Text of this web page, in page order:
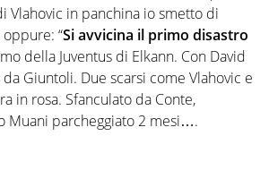
Vlahovic in panchina io smetto di
“Si avvicina il primo disastro
della Juventus di Elkann. Con David
Giuntoli. Due scarsi come Vlahovic e
in rosa. Sfanculato da Conte,
Muani parcheggiato 2 mesi….